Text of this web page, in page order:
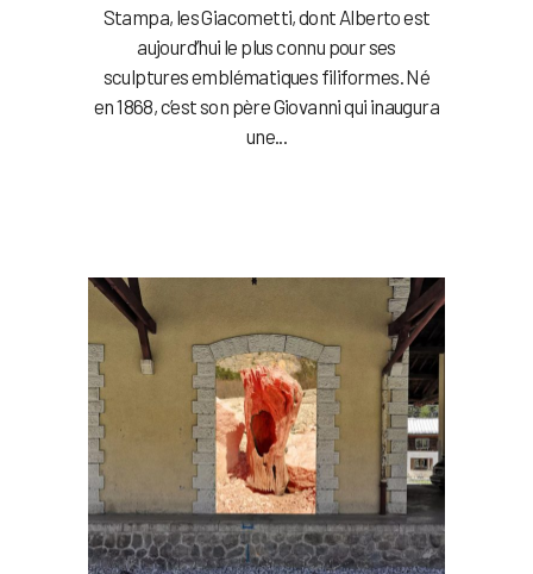
Stampa, les Giacometti, dont Alberto est
aujourd’hui le plus connu pour ses
sculptures emblématiques filiformes. Né
en 1868, c’est son père Giovanni qui inaugura
une...